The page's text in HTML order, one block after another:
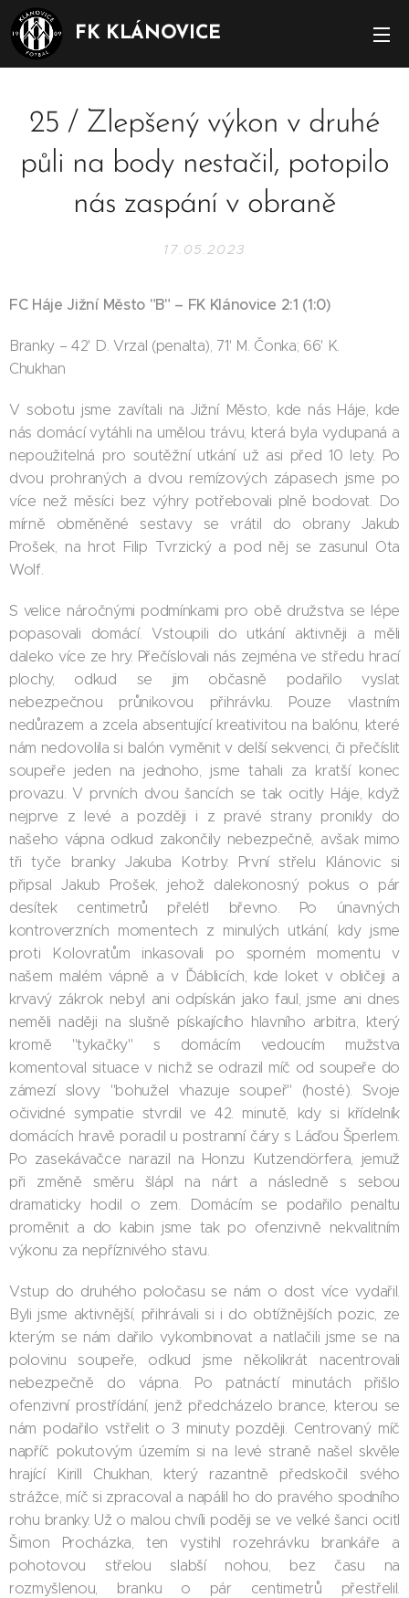
FK KLÁNOVICE
25 / Zlepšený výkon v druhé
půli na body nestačil, potopilo
nás zaspání v obraně
17.05.2023
FC Háje Jižní Město "B" – FK Klánovice 2:1 (1:0)
Branky – 42' D. Vrzal (penalta), 71' M. Čonka; 66' K.
Chukhan
V sobotu jsme zavítali na Jižní Město, kde nás Háje, kde
nás domácí vytáhli na umělou trávu, která byla vydupaná a
nepoužitelná pro soutěžní utkání už asi před 10 lety. Po
dvou prohraných a dvou remízových zápasech jsme po
více než měsíci bez výhry potřebovali plně bodovat. Do
mírně obměněné sestavy se vrátil do obrany Jakub
Prošek, na hrot Filip Tvrzický a pod něj se zasunul Ota
Wolf.
S velice náročnými podmínkami pro obě družstva se lépe
popasovali domácí. Vstoupili do utkání aktivněji a měli
daleko více ze hry. Přečíslovali nás zejména ve středu hrací
plochy, odkud se jim občasně podařilo vyslat
nebezpečnou průnikovou přihrávku. Pouze vlastním
nedůrazem a zcela absentující kreativitou na balónu, které
nám nedovolila si balón vyměnit v delší sekvenci, či přečíslit
soupeře jeden na jednoho, jsme tahali za kratší konec
provazu. V prvních dvou šancích se tak ocitly Háje, když
nejprve z levé a později i z pravé strany pronikly do
našeho vápna odkud zakončily nebezpečně, avšak mimo
tři tyče branky Jakuba Kotrby. První střelu Klánovic si
připsal Jakub Prošek, jehož dalekonosný pokus o pár
desítek centimetrů přelétl břevno. Po únavných
kontroverzních momentech z minulých utkání, kdy jsme
proti Kolovratům inkasovali po sporném momentu v
našem malém vápně a v Ďáblicích, kde loket v obličeji a
krvavý zákrok nebyl ani odpískán jako faul, jsme ani dnes
neměli naději na slušně pískajícího hlavního arbitra, který
kromě "tykačky" s domácím vedoucím mužstva
komentoval situace v nichž se odrazil míč od soupeře do
zámezí slovy "bohužel vhazuje soupeř" (hosté). Svoje
očividné sympatie stvrdil ve 42. minutě, kdy si křídelník
domácích hravě poradil u postranní čáry s Láďou Šperlem.
Po zasekávačce narazil na Honzu Kutzendörfera, jemuž
při změně směru šlápl na nárt a následně s sebou
dramaticky hodil o zem. Domácím se podařilo penaltu
proměnit a do kabin jsme tak po ofenzivně nekvalitním
výkonu za nepříznivého stavu.
Vstup do druhého poločasu se nám o dost více vydařil.
Byli jsme aktivnější, přihrávali si i do obtížnějších pozic, ze
kterým se nám dařilo vykombinovat a natlačili jsme se na
polovinu soupeře, odkud jsme několikrát nacentrovali
nebezpečně do vápna. Po patnáctí minutách přišlo
ofenzivní prostřídání, jenž předcházelo brance, kterou se
nám podařilo vstřelit o 3 minuty později. Centrovaný míč
napříč pokutovým územím si na levé straně našel skvěle
hrající Kirill Chukhan, který razantně předskočil svého
strážce, míč si zpracoval a napálil ho do pravého spodního
rohu branky. Už o malou chvíli poději se ve velké šanci ocitl
Šimon Procházka, ten vystihl rozehrávku brankáře a
pohotovou střelou slabší nohou, bez času na
rozmyšlenou, branku o pár centimetrů přestřelil.